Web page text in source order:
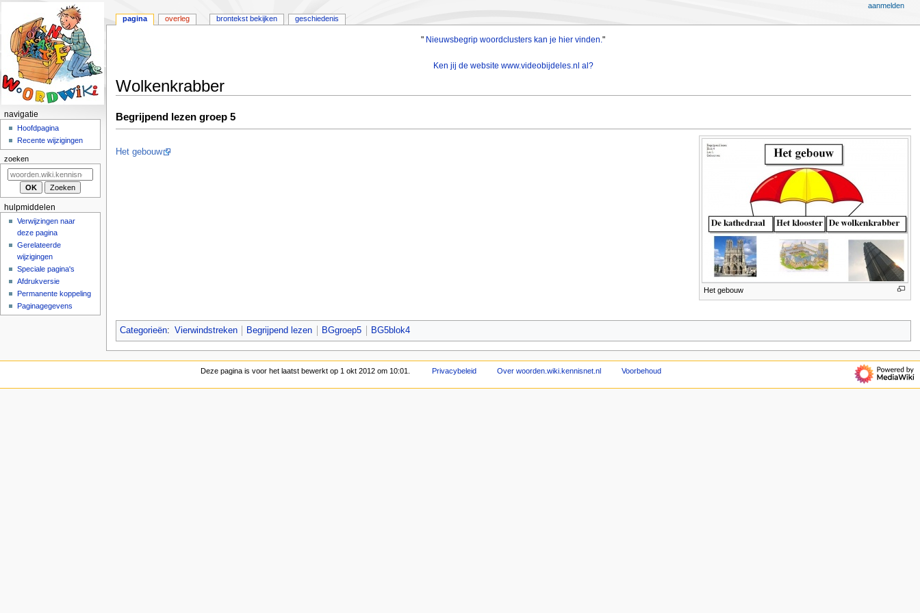
" Nieuwsbegrip woordclusters kan je hier vinden."
Ken jij de website www.videobijdeles.nl al?
Wolkenkrabber
Naar
navigatie
Naar
zoeken
Begrijpend lezen groep 5
Het gebouw
Het gebouw
Categorieën: Vierwindstreken Begrijpend lezen BGgroep5 BG5blok4
N
v
i
m
pagina overleg brontekst bekijken geschiedenis
aanmelden
navigatie
Hoofdpagina
Recente wijzigingen
zoeken
hulpmiddelen
Verwijzingen naar
deze pagina
Gerelateerde
wijzigingen
Speciale pagina's
Afdrukversie
Permanente koppeling
Paginagegevens
Deze pagina is voor het laatst bewerkt op 1 okt 2012 om 10:01. Privacybeleid Over woorden.wiki.kennisnet.nl Voorbehoud